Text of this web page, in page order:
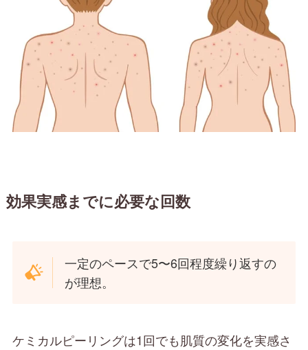
効果実感までに必要な回数
一定のペースで5〜6回程度繰り返すの
が理想。
ケミカルピーリングは1回でも肌質の変化を実感さ